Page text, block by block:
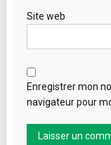
Site web
Enregistrer mon
navigateur pour